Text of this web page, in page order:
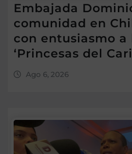
Embajada
comunidad en
con entusiasmo a
‘Princesas del
Ago 6, 2026